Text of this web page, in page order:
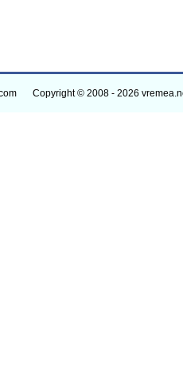
Copyright © 2008 - 2026